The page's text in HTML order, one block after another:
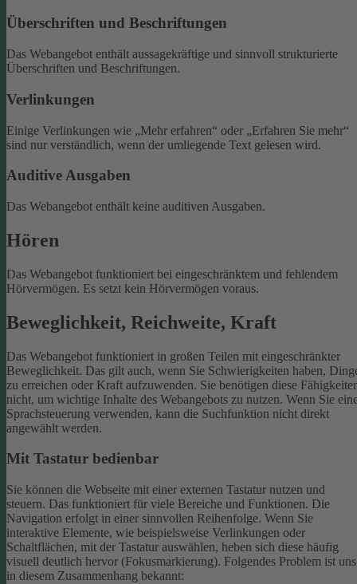
Überschriften und Beschriftungen
Das Webangebot enthält aussagekräftige und sinnvoll strukturierte
Überschriften und Beschriftungen.
Verlinkungen
Einige Verlinkungen wie „Mehr erfahren“ oder „Erfahren Sie mehr“
sind nur verständlich, wenn der umliegende Text gelesen wird.
Auditive Ausgaben
Das Webangebot enthält keine auditiven Ausgaben.
Hören
Das Webangebot funktioniert bei eingeschränktem und fehlendem
Hörvermögen. Es setzt kein Hörvermögen voraus.
Beweglichkeit, Reichweite, Kraft
Das Webangebot funktioniert in großen Teilen mit eingeschränkter
Beweglichkeit. Das gilt auch, wenn Sie Schwierigkeiten haben,
zu erreichen oder Kraft aufzuwenden. Sie benötigen diese
nicht, um wichtige Inhalte des Webangebots zu nutzen. Wenn Sie
Sprachsteuerung verwenden, kann die Suchfunktion nicht direkt
angewählt werden.
Mit Tastatur bedienbar
Sie können die Webseite mit einer externen Tastatur nutzen und
steuern. Das funktioniert für viele Bereiche und Funktionen. Die
Navigation erfolgt in einer sinnvollen Reihenfolge. Wenn Sie
interaktive Elemente, wie beispielsweise Verlinkungen oder
Schaltflächen, mit der Tastatur auswählen, heben sich diese häufig
visuell deutlich hervor (Fokusmarkierung). Folgendes Problem ist uns
in diesem Zusammenhang bekannt: